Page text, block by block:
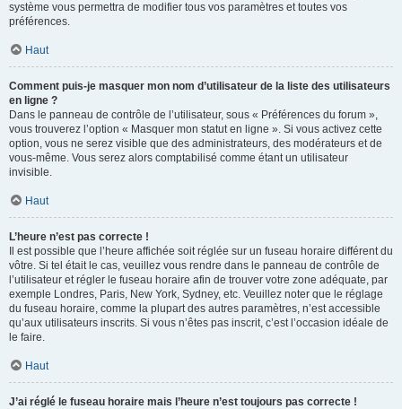
système vous permettra de modifier tous vos paramètres et toutes vos
préférences.
Haut
Comment puis-je masquer mon nom d’utilisateur de la liste des utilisateurs
en ligne ?
Dans le panneau de contrôle de l’utilisateur, sous « Préférences du forum »,
vous trouverez l’option « Masquer mon statut en ligne ». Si vous activez cette
option, vous ne serez visible que des administrateurs, des modérateurs et de
vous-même. Vous serez alors comptabilisé comme étant un utilisateur
invisible.
Haut
L’heure n’est pas correcte !
Il est possible que l’heure affichée soit réglée sur un fuseau horaire différent du
vôtre. Si tel était le cas, veuillez vous rendre dans le panneau de contrôle de
l’utilisateur et régler le fuseau horaire afin de trouver votre zone adéquate, par
exemple Londres, Paris, New York, Sydney, etc. Veuillez noter que le réglage
du fuseau horaire, comme la plupart des autres paramètres, n’est accessible
qu’aux utilisateurs inscrits. Si vous n’êtes pas inscrit, c’est l’occasion idéale de
le faire.
Haut
J’ai réglé le fuseau horaire mais l’heure n’est toujours pas correcte !